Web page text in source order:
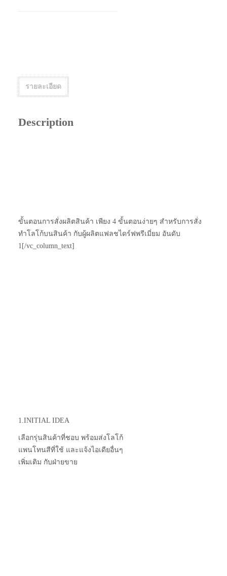
รายละเอียด
Description
ขั้นตอนการสั่งผลิตสินค้า เพียง 4 ขั้นตอนง่ายๆ สำหรับการสั่ง
ทำโลโก้บนสินค้า กับผู้ผลิตแฟลชไดร์ฟพรีเมี่ยม อันดับ
1[/vc_column_text]
1.INITIAL IDEA
เลือกรุ่นสินค้าที่ชอบ พร้อมส่งโลโก้
แพนโทนสีที่ใช้ และแจ้งไอเดียอื่นๆ
เพิ่มเติม กับฝ่ายขาย